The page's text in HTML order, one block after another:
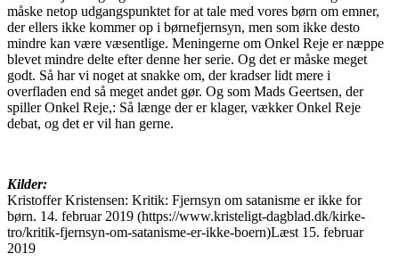
måske netop udgangspunktet for at tale med vores børn om emner,
der ellers ikke kommer op i børnefjernsyn, men som ikke desto
mindre kan være væsentlige. Meningerne om Onkel Reje er næppe
blevet mindre delte efter denne her serie. Og det er måske meget
godt. Så har vi noget at snakke om, der kradser lidt mere i
overfladen end så meget andet gør. Og som Mads Geertsen, der
spiller Onkel Reje,: Så længe der er klager, vækker Onkel Reje
debat, og det er vil han gerne.
Kilder:
Kristoffer Kristensen: Kritik: Fjernsyn om satanisme er ikke for
børn. 14. februar 2019 (https://www.kristeligt-dagblad.dk/kirke-
tro/kritik-fjernsyn-om-satanisme-er-ikke-boern)Læst 15. februar
2019